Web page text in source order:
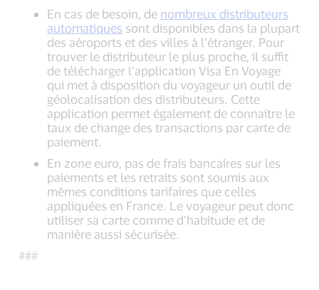
En cas de besoin, de nombreux distributeurs
automatiques sont disponibles dans la plupart
des aéroports et des villes à l’étranger. Pour
trouver le distributeur le plus proche, il suffit
de télécharger l’application Visa En Voyage
qui met à disposition du voyageur un outil de
géolocalisation des distributeurs. Cette
application permet également de connaitre le
taux de change des transactions par carte de
paiement.
En zone euro, pas de frais bancaires sur les
paiements et les retraits sont soumis aux
mêmes conditions tarifaires que celles
appliquées en France. Le voyageur peut donc
utiliser sa carte comme d’habitude et de
manière aussi sécurisée.
###